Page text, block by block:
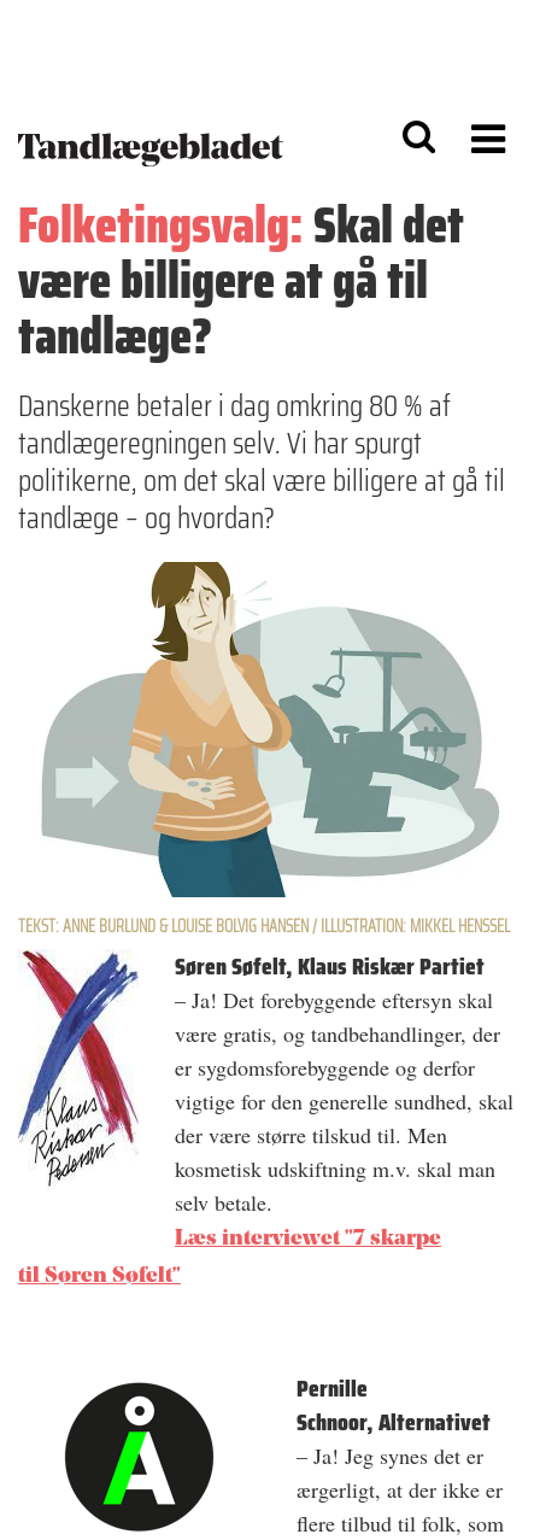
Folketingsvalg:Skal det
være billigere at gå til
tandlæge?
Danskerne betaler i dag omkring 80 % af
tandlægeregningen selv. Vi har spurgt
politikerne, om det skal være billigere at gå til
tandlæge – og hvordan?
TEKST: ANNE BURLUND & LOUISE BOLVIG HANSEN / ILLUSTRATION: MIKKEL HENSSEL
Søren Søfelt, Klaus Riskær Partiet
– Ja! Det forebyggende eftersyn skal
være gratis, og tandbehandlinger, der
er sygdomsforebyggende og derfor
vigtige for den generelle sundhed, skal
der være større tilskud til. Men
kosmetisk udskiftning m.v. skal man
selv betale.
Læs interviewet "7 skarpe
til Søren Søfelt"
Pernille
Schnoor, Alternativet
– Ja! Jeg synes det er
ærgerligt, at der ikke er
flere tilbud til folk, som